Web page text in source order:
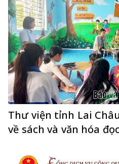
Thư viện tỉnh Lai
về sách và văn hóa đọc